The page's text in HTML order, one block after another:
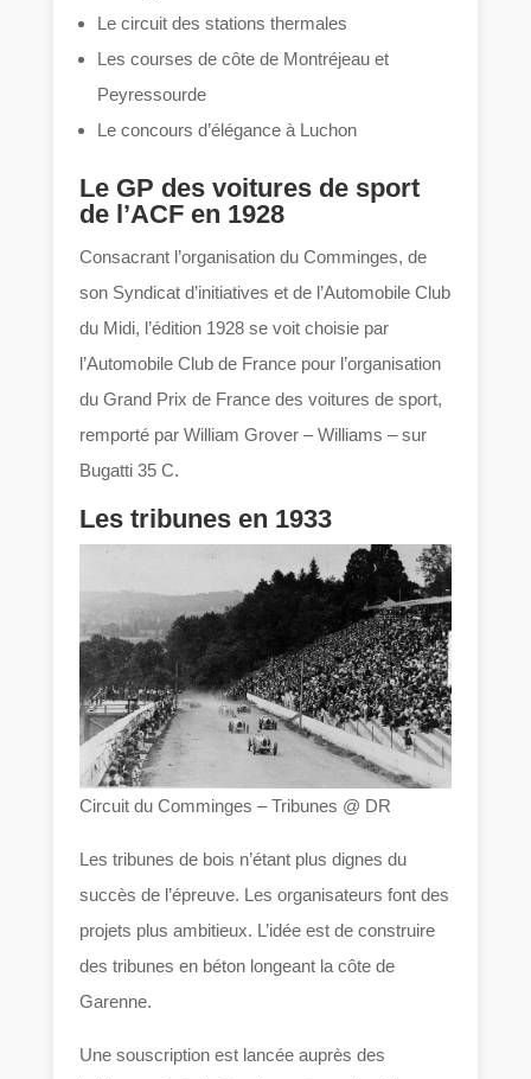
Le circuit des stations thermales
Les courses de côte de Montréjeau et
Peyressourde
Le concours d’élégance à Luchon
Le GP des voitures de sport
de l’ACF en 1928
Consacrant l’organisation du Comminges, de
son Syndicat d’initiatives et de l’Automobile Club
du Midi, l’édition 1928 se voit choisie par
l’Automobile Club de France pour l’organisation
du Grand Prix de France des voitures de sport,
remporté par William Grover – Williams – sur
Bugatti 35 C.
Les tribunes en 1933
Circuit du Comminges – Tribunes @ DR
Les tribunes de bois n’étant plus dignes du
succès de l’épreuve. Les organisateurs font des
projets plus ambitieux. L’idée est de construire
des tribunes en béton longeant la côte de
Garenne.
Une souscription est lancée auprès des